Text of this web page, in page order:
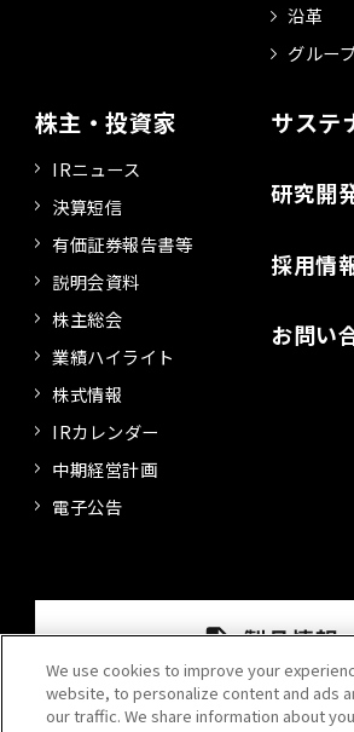
沿革
グルー
株主・投資家
IRニュース
決算短信
有価証券報告書等
説明会資料
株主総会
業績ハイライト
株式情報
IRカレンダー
中期経営計画
電子公告
サステ
研究開
採用情
お問い
We use cookies to improve your
website, to personalize content and ads
our traffic. We share information about